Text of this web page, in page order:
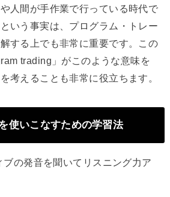
人間が手作業で行っている時代で
いう事実は、プログラム・トレー
する上でも非常に重要です。この
trading」がこのような意味を
考えることも非常に役立ちます。
使いこなすための学習法
ブの発音を聞いてリスニング力ア